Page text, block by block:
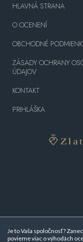
Je to Vaša spoločnosť?
povieme viac ovýhodách
HLAVNÁ STRANA
O OCENENÍ
OBCHODNÉ
ZÁSADY OCHRANY
ÚDAJOV
KONTAKT
PRIHLÁŠKA